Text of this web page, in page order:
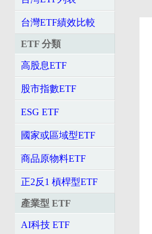
台灣ETF績效比較
ETF 分類
高股息ETF
股市指數ETF
ESG ETF
國家或區域型ETF
商品原物料ETF
正2反1 槓桿型ETF
產業型 ETF
AI科技 ETF